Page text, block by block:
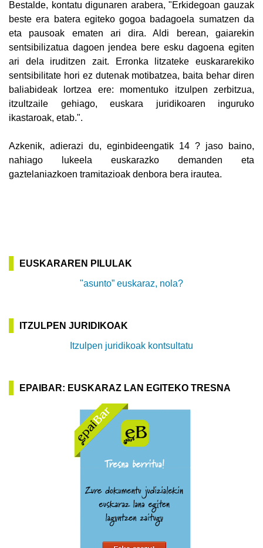
Bestalde, kontatu digunaren arabera, "Erkidegoan gauzak
beste era batera egiteko gogoa badagoela sumatzen da
eta pausoak ematen ari dira. Aldi berean, gaiarekin
sentsibilizatua dagoen jendea bere esku dagoena egiten
ari dela iruditzen zait. Erronka litzateke euskararekiko
sentsibilitate hori ez dutenak motibatzea, baita behar diren
baliabideak lortzea ere: momentuko itzulpen zerbitzua,
itzultzaile gehiago, euskara juridikoaren inguruko
ikastaroak, etab.".
Azkenik, adierazi du, eginbideengatik 14 ? jaso baino,
nahiago lukeela euskarazko demanden eta
gaztelaniazkoen tramitazioak denbora bera irautea.
EUSKARAREN PILULAK
"asunto” euskaraz, nola?
ITZULPEN JURIDIKOAK
Itzulpen juridikoak kontsultatu
EPAIBAR: EUSKARAZ LAN EGITEKO TRESNA